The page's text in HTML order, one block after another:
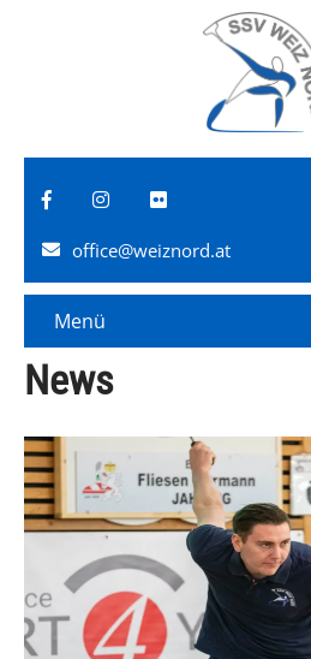
office@weiznord.at
Menü
News